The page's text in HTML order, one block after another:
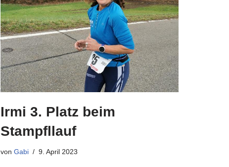
Irmi 3. Platz beim
Stampfllauf
von Gabi 9. April 2023